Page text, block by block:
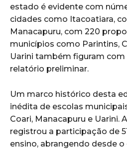
estado é evidente com
cidades como Itacoatiara,
Manacapuru, com 220
municípios como Parintins,
Uarini também figuram
relatório preliminar.
Um marco histórico desta
inédita de escolas
Coari, Manacapuru e Uarini.
registrou a participação de
ensino, abrangendo desde